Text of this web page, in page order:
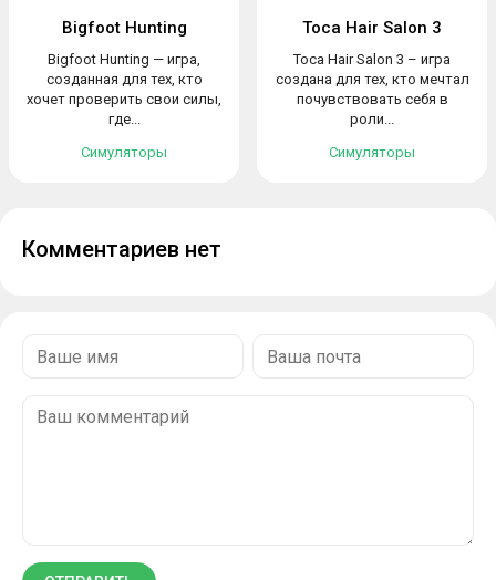
Bigfoot Hunting
Bigfoot Hunting — игра,
созданная для тех, кто
хочет проверить свои силы,
где...
Симуляторы
Toca Hair Salon 3
Toca Hair Salon 3 – игра
создана для тех, кто мечтал
почувствовать себя в
роли...
Симуляторы
Комментариев нет